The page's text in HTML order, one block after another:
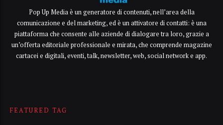
Pop Up Media è un generatore di contenuti, nell’area della
comunicazione e del marketing, ed è un attivatore di contatti: è una
piattaforma che consente alle aziende di dialogare tra loro, grazie a
un’offerta editoriale professionale e mirata, che comprende magazine
cartacei e digitali, eventi, talk, newsletter, web, social network e app.
FEATURED TAG